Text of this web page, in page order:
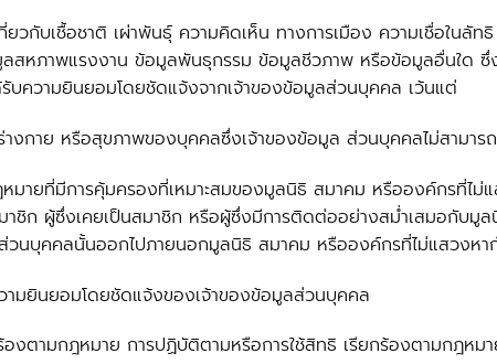
วกับเชื้อชาติ เผ่าพันธุ์ ความคิดเห็น ทางการเมือง ความเชื่อในลั
หภาพแรงงาน ข้อมูลพันธุกรรม ข้อมูลชีวภาพ หรือข้อมูลอื่นใด ซึ่
บความยินยอมโดยชัดแจ้งจากเจ้าของข้อมูลส่วนบุคคล เว้นแต่
งกาย หรือสุขภาพของบุคคลซึ่งเจ้าของข้อมูล ส่วนบุคคลไม่สามาร
มายที่มีการคุ้มครองที่เหมาะสมของมูลนิธิ สมาคม หรือองค์กรที่ไม่
ชิก ผู้ซึ่งเคยเป็นสมาชิก หรือผู้ซึ่งมีการติดต่ออย่างสม่ำเสมอกับมู
วนบุคคลนั้นออกไปภายนอกมูลนิธิ สมาคม หรือองค์กรที่ไม่แสวงหา
มยินยอมโดยชัดแจ้งของเจ้าของข้อมูลส่วนบุคคล
องตามกฎหมาย การปฏิบัติตามหรือการใช้สิทธิ เรียกร้องตามกฎห